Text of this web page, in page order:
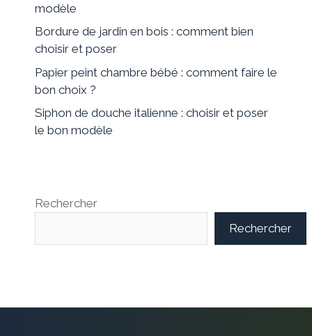
modèle
Bordure de jardin en bois : comment bien
choisir et poser
Papier peint chambre bébé : comment faire le
bon choix ?
Siphon de douche italienne : choisir et poser
le bon modèle
Rechercher
Rechercher